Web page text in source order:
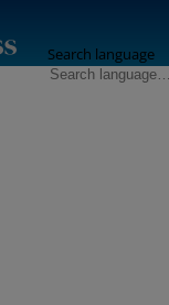
Search language